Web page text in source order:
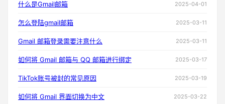
什么是Gmail邮箱 2025-04-01
怎么登陆gmail邮箱 2025-03-11
Gmail 邮箱登录需要注意什么 2025-03-11
如何将 Gmail 邮箱与 QQ 邮箱进行绑定 2025-03-17
TikTok账号被封的常见原因 2025-03-19
如何将 Gmail 界面切换为中文 2025-03-22